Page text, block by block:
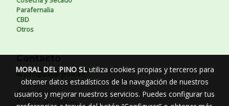
Parafernalia
CBD
Otros
Contacto
✉ info@supergrow.es
Aviso legal
Política de cookies
MORAL DEL PINO SLutiliza cookies propias y terceros para
obtener datos estadísticos de la navegación de nuestros
usuarios y mejorar nuestros servicios. Puedes configurar tus